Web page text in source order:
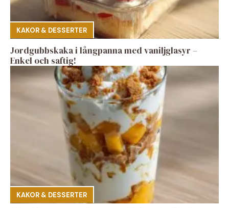
KAKOR & DESSERTER
Jordgubbskaka i långpanna med vaniljglasyr –
Enkel och saftig!
KAKOR & DESSERTER